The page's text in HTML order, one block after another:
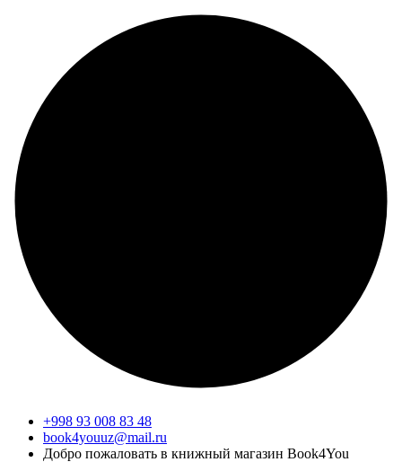
+998 93 008 83 48
book4youuz@mail.ru
Добро пожаловать в книжный магазин Book4You